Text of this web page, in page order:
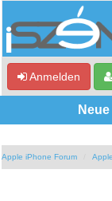
Anmelden
Neue
Apple iPhone Forum